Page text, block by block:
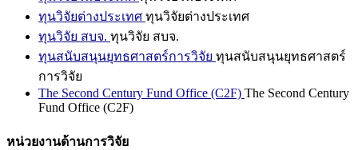
ทุนวิจัยต่างประเทศ ทุนวิจัยต่างประเทศ
ทุนวิจัย สบจ. ทุนวิจัย สบจ.
ทุนสนับสนุนยุทธศาสตร์การวิจัย ทุนสนับสนุนยุทธศาสตร์
การวิจัย
The Second Century Fund Office (C2F) The Second Century
Fund Office (C2F)
หน่วยงานด้านการวิจัย